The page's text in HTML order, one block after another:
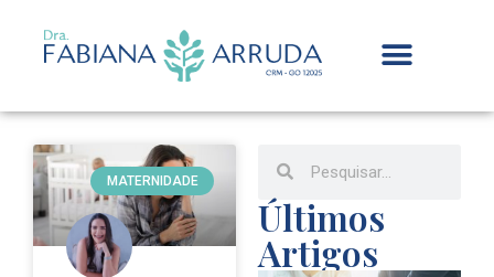
MATERNIDADE
Últimos
Artigos